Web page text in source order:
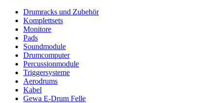
Drumracks und Zubehör
Komplettsets
Monitore
Pads
Soundmodule
Drumcomputer
Percussionmodule
Triggersysteme
Aerodrums
Kabel
Gewa E-Drum Felle